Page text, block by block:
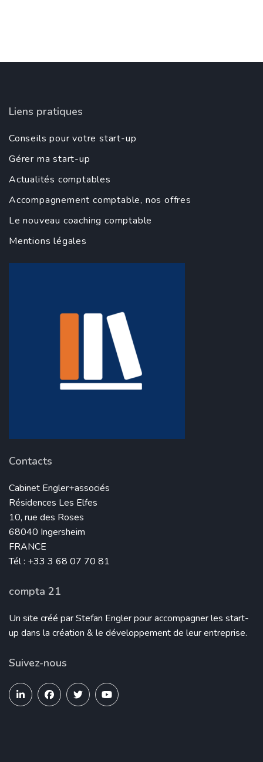
Liens pratiques
Conseils pour votre start-up
Gérer ma start-up
Actualités comptables
Accompagnement comptable, nos offres
Le nouveau coaching comptable
Mentions légales
Contacts
Cabinet Engler+associés
Résidences Les Elfes
10, rue des Roses
68040 Ingersheim
FRANCE
Tél : +33 3 68 07 70 81
compta 21
Un site créé par Stefan Engler pour accompagner les start-
up dans la création & le développement de leur entreprise.
Suivez-nous